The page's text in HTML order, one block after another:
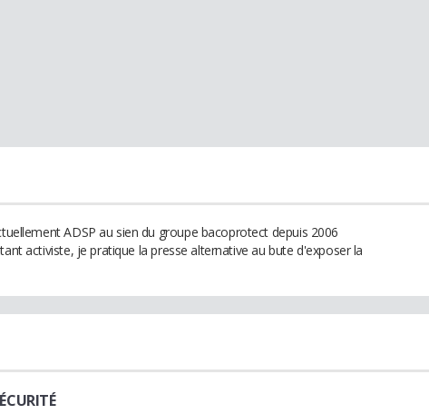
ADSP au sien du groupe bacoprotect depuis 2006
activiste, je pratique la presse alternative au bute d'exposer la